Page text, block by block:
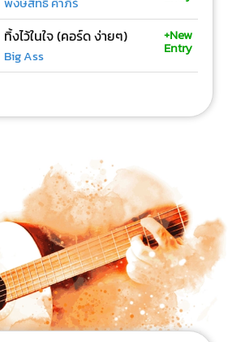
ทิ้งไว้ในใจ (คอร์ด ง่ายๆ)
Big Ass
+New
Entry